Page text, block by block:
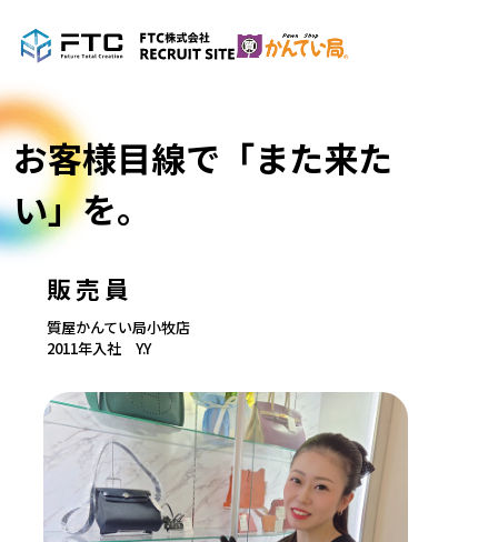
お客様目線で「また来た
い」を。
販売員
質屋かんてい局小牧店
2011年入社 Y.Y